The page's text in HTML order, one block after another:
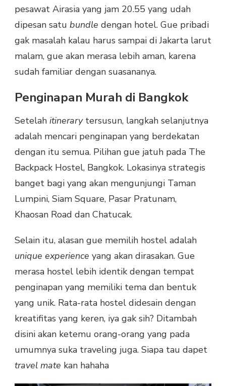
pesawat Airasia yang jam 20.55 yang udah
dipesan satu bundle dengan hotel. Gue pribadi
gak masalah kalau harus sampai di Jakarta larut
malam, gue akan merasa lebih aman, karena
sudah familiar dengan suasananya.
Penginapan Murah di Bangkok
Setelah itinerarytersusun, langkah selanjutnya
adalah mencari penginapan yang berdekatan
dengan itu semua. Pilihan gue jatuh pada The
Backpack Hostel, Bangkok. Lokasinya strategis
banget bagi yang akan mengunjungi Taman
Lumpini, Siam Square, Pasar Pratunam,
Khaosan Road dan Chatucak.
Selain itu, alasan gue memilih hostel adalah
unique experience yang akan dirasakan. Gue
merasa hostel lebih identik dengan tempat
penginapan yang memiliki tema dan bentuk
yang unik. Rata-rata hostel didesain dengan
kreatifitas yang keren, iya gak sih? Ditambah
disini akan ketemu orang-orang yang pada
umumnya suka traveling juga. Siapa tau dapet
travel mate kan hahaha